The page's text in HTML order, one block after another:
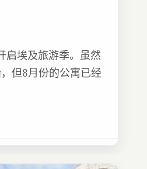
启埃及旅游季。虽然
但8月份的公寓已经